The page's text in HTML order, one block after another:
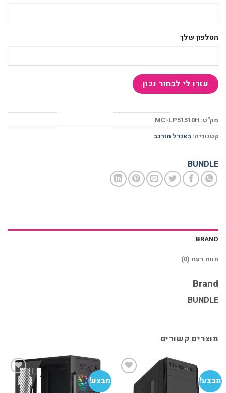
הטלפון שלך
מק"ט:MC-LP51510H
קטגוריה:באנדל מורכב
BUNDLE
BRAND
חוות דעת (0)
Brand
BUNDLE
מוצרים קשורים
מבצע! מבצע!